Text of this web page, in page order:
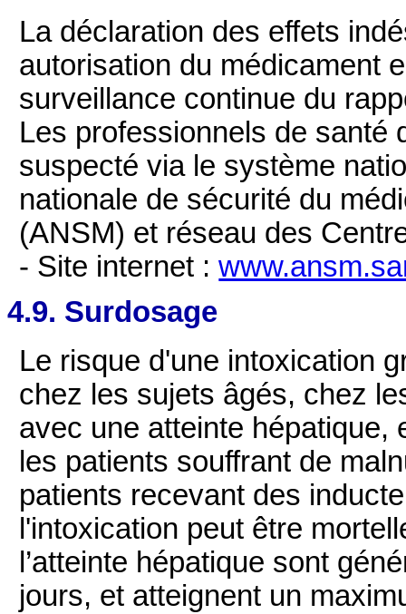
La déclaration des effets
autorisation du médicament
surveillance continue du
Les professionnels de santé
suspecté via le système
nationale de sécurité du
(ANSM) et réseau des
- Site internet :
4.9. Surdosage
Le risque d'une intoxication
chez les sujets âgés, chez
avec une atteinte hépatique,
les patients souffrant de
patients recevant des
l'intoxication peut être
l’atteinte hépatique sont
jours, et atteignent un